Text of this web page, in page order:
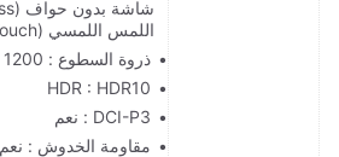
شاشة بدون حواف (Frameless)
اللمس اللمسي (Haptic Touch)
ذروة السطوع : 1200 cdm2
HDR : HDR10
DCI-P3 : نعم
مقاومة الخدوش : نعم